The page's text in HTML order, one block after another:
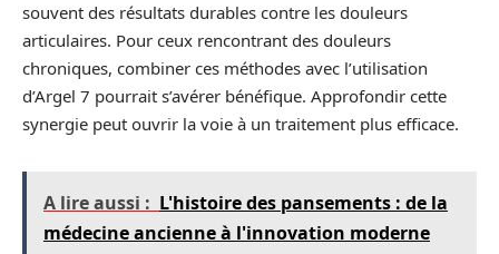
souvent des résultats durables contre les douleurs
articulaires. Pour ceux rencontrant des douleurs
chroniques, combiner ces méthodes avec l’utilisation
d’Argel 7 pourrait s’avérer bénéfique. Approfondir cette
synergie peut ouvrir la voie à un traitement plus efficace.
A lire aussi : L'histoire des pansements : de la
médecine ancienne à l'innovation moderne